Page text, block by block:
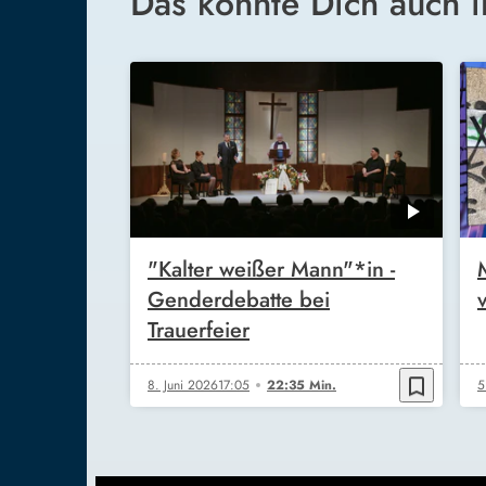
"Kalter weißer Mann"*in -
Genderdebatte bei
Trauerfeier
8. Juni 202617:05 22:35 Min. bookmark_border